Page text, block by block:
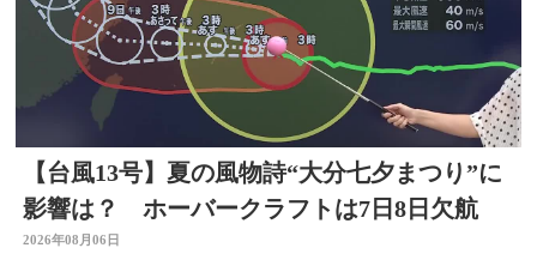
【台風13号】夏の風物詩“大分七夕まつり”に
影響は？ ホーバークラフトは7日8日欠航
2026年08月06日